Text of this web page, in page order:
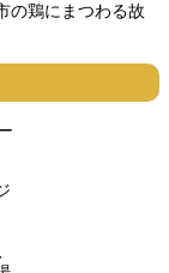
の鶏にまつわる故